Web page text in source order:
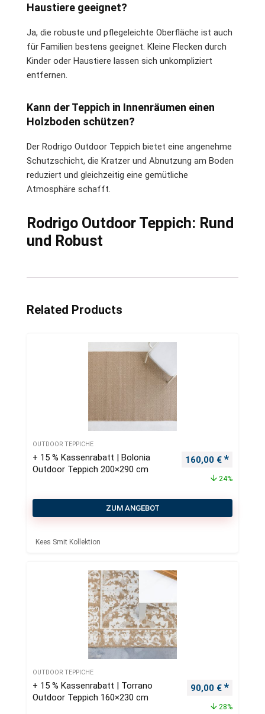
Haustiere geeignet?
Ja, die robuste und pflegeleichte Oberfläche ist auch
für Familien bestens geeignet. Kleine Flecken durch
Kinder oder Haustiere lassen sich unkompliziert
entfernen.
Kann der Teppich in Innenräumen einen
Holzboden schützen?
Der Rodrigo Outdoor Teppich bietet eine angenehme
Schutzschicht, die Kratzer und Abnutzung am Boden
reduziert und gleichzeitig eine gemütliche
Atmosphäre schafft.
Rodrigo Outdoor Teppich: Rund
und Robust
Related Products
OUTDOOR TEPPICHE
+ 15 % Kassenrabatt | Bolonia
Outdoor Teppich 200×290 cm
Ursprünglicher
160,00 €
24%
ZUM ANGEBOT
Kees Smit Kollektion
OUTDOOR TEPPICHE
+ 15 % Kassenrabatt | Torrano
Outdoor Teppich 160×230 cm
Ursprünglicher
90,00 €
28%